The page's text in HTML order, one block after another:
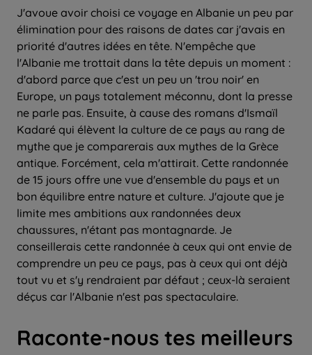
J'avoue avoir choisi ce voyage en Albanie un peu par
élimination pour des raisons de dates car j'avais en
priorité d'autres idées en tête. N'empêche que
l'Albanie me trottait dans la tête depuis un moment :
d'abord parce que c'est un peu un 'trou noir' en
Europe, un pays totalement méconnu, dont la presse
ne parle pas. Ensuite, à cause des romans d'Ismaïl
Kadaré qui élèvent la culture de ce pays au rang de
mythe que je comparerais aux mythes de la Grèce
antique. Forcément, cela m'attirait. Cette randonnée
de 15 jours offre une vue d'ensemble du pays et un
bon équilibre entre nature et culture. J'ajoute que je
limite mes ambitions aux randonnées deux
chaussures, n'étant pas montagnarde. Je
conseillerais cette randonnée à ceux qui ont envie de
comprendre un peu ce pays, pas à ceux qui ont déjà
tout vu et s'y rendraient par défaut ; ceux-là seraient
déçus car l'Albanie n'est pas spectaculaire.
Raconte-nous tes meilleurs